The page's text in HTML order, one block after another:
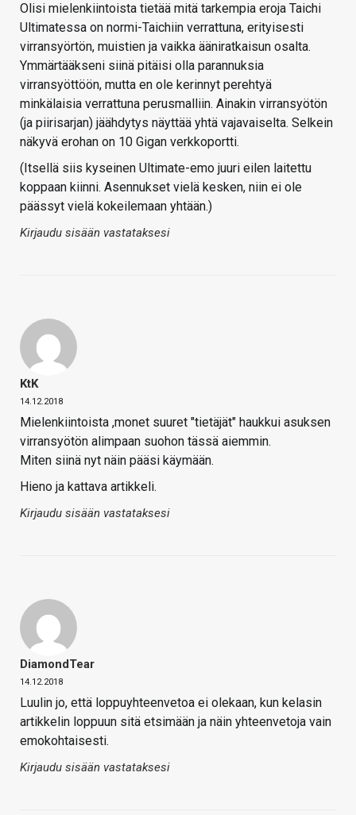
Olisi mielenkiintoista tietää mitä tarkempia eroja Taichi
Ultimatessa on normi-Taichiin verrattuna, erityisesti
virransyörtön, muistien ja vaikka ääniratkaisun osalta.
Ymmärtääkseni siinä pitäisi olla parannuksia
virransyöttöön, mutta en ole kerinnyt perehtyä
minkälaisia verrattuna perusmalliin. Ainakin virransyötön
(ja piirisarjan) jäähdytys näyttää yhtä vajavaiselta. Selkein
näkyvä erohan on 10 Gigan verkkoportti.
(Itsellä siis kyseinen Ultimate-emo juuri eilen laitettu
koppaan kiinni. Asennukset vielä kesken, niin ei ole
päässyt vielä kokeilemaan yhtään.)
Kirjaudu sisään vastataksesi
KtK
14.12.2018
Mielenkiintoista ,monet suuret "tietäjät" haukkui asuksen
virransyötön alimpaan suohon tässä aiemmin.
Miten siinä nyt näin pääsi käymään.
Hieno ja kattava artikkeli.
Kirjaudu sisään vastataksesi
DiamondTear
14.12.2018
Luulin jo, että loppuyhteenvetoa ei olekaan, kun kelasin
artikkelin loppuun sitä etsimään ja näin yhteenvetoja vain
emokohtaisesti.
Kirjaudu sisään vastataksesi